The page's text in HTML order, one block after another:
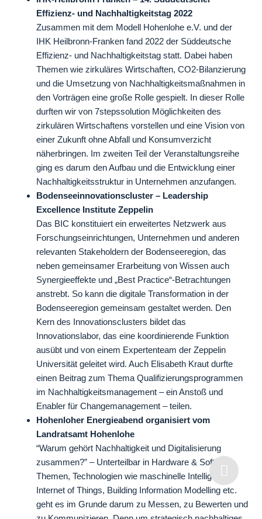
Effizienz- und Nachhaltigkeitstag 2022
Zusammen mit dem Modell Hohenlohe e.V. und der
IHK Heilbronn-Franken fand 2022 der Süddeutsche
Effizienz- und Nachhaltigkeitstag statt. Dabei haben
Themen wie zirkuläres Wirtschaften, CO2-Bilanzierung
und die Umsetzung von Nachhaltigkeitsmaßnahmen in
den Vorträgen eine große Rolle gespielt. In dieser Rolle
durften wir von 7stepssolution Möglichkeiten des
zirkulären Wirtschaftens vorstellen und eine Vision von
einer Zukunft ohne Abfall und Konsumverzicht
näherbringen. Im zweiten Teil der Veranstaltungsreihe
ging es darum den Aufbau und die Entwicklung einer
Nachhaltigkeitsstruktur in Unternehmen anzufangen.
Bodenseeinnovationscluster – Leadership
Excellence Institute Zeppelin
Das BIC konstituiert ein erweitertes Netzwerk aus
Forschungseinrichtungen, Unternehmen und anderen
relevanten Stakeholdern der Bodenseeregion, das
neben gemeinsamer Erarbeitung von Wissen auch
Synergieeffekte und „Best Practice“-Betrachtungen
anstrebt. So kann die digitale Transformation in der
Bodenseeregion gemeinsam gestaltet werden. Den
Kern des Innovationsclusters bildet das
Innovationslabor, das eine koordinierende Funktion
ausübt und von einem Expertenteam der Zeppelin
Universität geleitet wird. Auch Elisabeth Kraut durfte
einen Beitrag zum Thema Qualifizierungsprogrammen
im Nachhaltigkeitsmanagement – ein Anstoß und
Enabler für Changemanagement – teilen.
Hohenloher Energieabend organisiert vom
Landratsamt Hohenlohe
“Warum gehört Nachhaltigkeit und Digitalisierung
zusammen?” – Unterteilbar in Hardware & Software-
Themen, Technologien wie maschinelle Intelligenz,
Internet of Things, Building Information Modelling etc.
geht es im Grunde darum zu Messen, zu Bewerten und